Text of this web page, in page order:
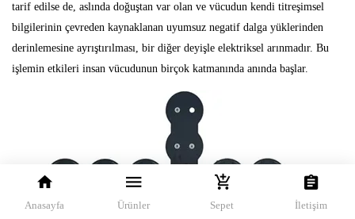
Anasayfa Ürünler Sepet İletişim
tarif edilse de, aslında doğuştan var olan ve vücudun kendi titreşimsel
bilgilerinin çevreden kaynaklanan uyumsuz negatif dalga yüklerinden
derinlemesine ayrıştırılması, bir diğer deyişle elektriksel arınmadır. Bu
işlemin etkileri insan vücudunun birçok katmanında anında başlar.